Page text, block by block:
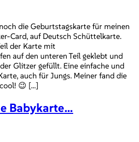
die Geburtstagskarte für meinen
Card, auf Deutsch Schüttelkarte.
der Karte mit
auf den unteren Teil geklebt und
Glitzer gefüllt. Eine einfache und
auch für Jungs. Meiner fand die
😉 […]
Babykarte…